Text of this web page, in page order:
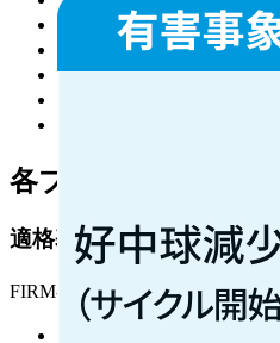
腎機能障害 0.7%
感染症 6.8%
神経毒性 3.4%
各プロトコル
適格基準
FIRM-ACT試験²⁾の主な適格基準